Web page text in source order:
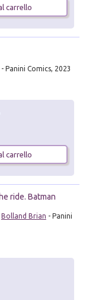
carrello
- Panini Comics, 2023
carrello
ride. Batman
Bolland Brian - Panini